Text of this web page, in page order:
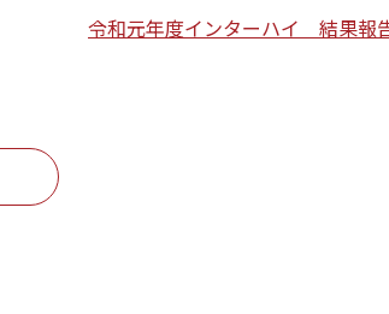
令和元年度インターハイ 結果報